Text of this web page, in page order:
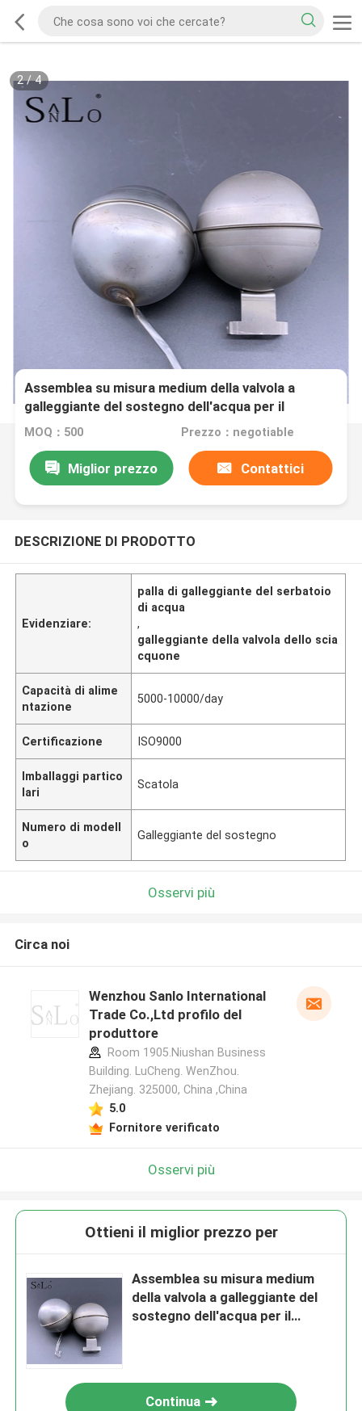
2/4
Assemblea su misura medium della valvola a
galleggiante del sostegno dell'acqua per il
serbatoio di acqua del calibro
MOQ：500 Prezzo：negotiable
Miglior prezzo Contattici
DESCRIZIONE DI PRODOTTO
Evidenziare:
palla di galleggiante del serbatoio
di acqua
,
galleggiante della valvola dello scia
cquone
Capacità di alime
ntazione
5000-10000/day
Certificazione ISO9000
Imballaggi partico
lari
Scatola
Numero di modell
o
Galleggiante del sostegno
Osservi più
Circa noi
Wenzhou Sanlo International
Trade Co.,Ltd profilo del
produttore
Room 1905.Niushan Business
Building. LuCheng. WenZhou.
Zhejiang. 325000, China ,China
5.0
Fornitore verificato
Osservi più
Ottieni il miglior prezzo per
Assemblea su misura medium
della valvola a galleggiante del
sostegno dell'acqua per il
Continua